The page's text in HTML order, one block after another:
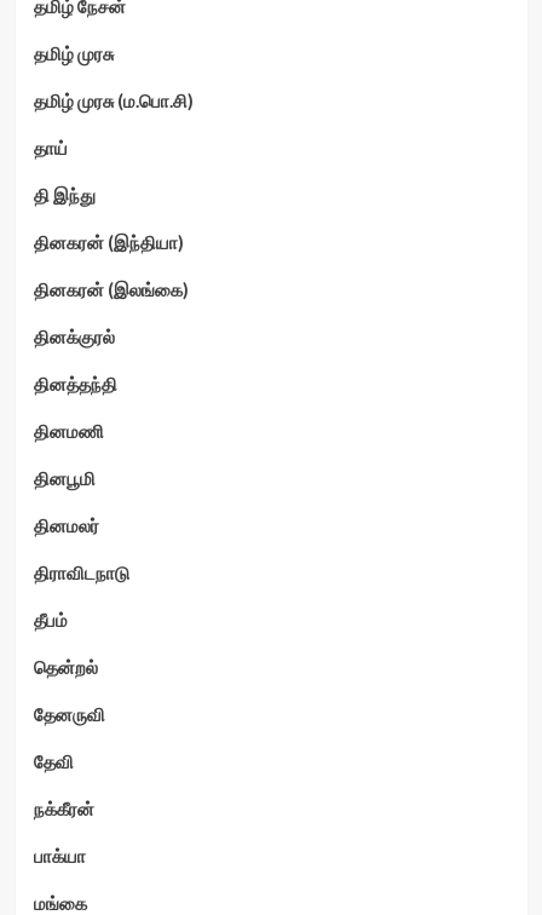
தமிழ் நேசன்
தமிழ் முரசு
தமிழ் முரசு (ம.பொ.சி)
தாய்
தி இந்து
தினகரன் (இந்தியா)
தினகரன் (இலங்கை)
தினக்குரல்
தினத்தந்தி
தினமணி
தினபூமி
தினமலர்
திராவிடநாடு
தீபம்
தென்றல்
தேனருவி
தேவி
நக்கீரன்
பாக்யா
மங்கை